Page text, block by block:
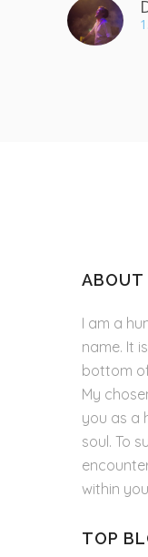
ABOUT
I am a
name. It
bottom
My
you as a
soul. To
within
TOP